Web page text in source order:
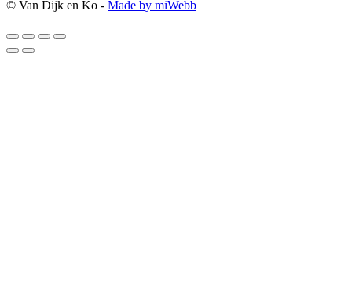
© Van Dijk en Ko - Made by miWebb